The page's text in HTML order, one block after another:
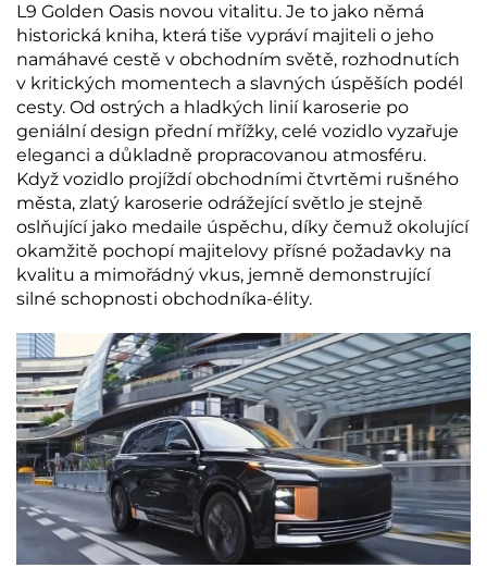
L9 Golden Oasis novou vitalitu. Je to jako němá
historická kniha, která tiše vypráví majiteli o jeho
namáhavé cestě v obchodním světě, rozhodnutích
v kritických momentech a slavných úspěších podél
cesty. Od ostrých a hladkých linií karoserie po
geniální design přední mřížky, celé vozidlo vyzařuje
eleganci a důkladně propracovanou atmosféru.
Když vozidlo projíždí obchodními čtvrtěmi rušného
města, zlatý karoserie odrážející světlo je stejně
oslňující jako medaile úspěchu, díky čemuž okolující
okamžitě pochopí majitelovy přísné požadavky na
kvalitu a mimořádný vkus, jemně demonstrující
silné schopnosti obchodníka-élity.